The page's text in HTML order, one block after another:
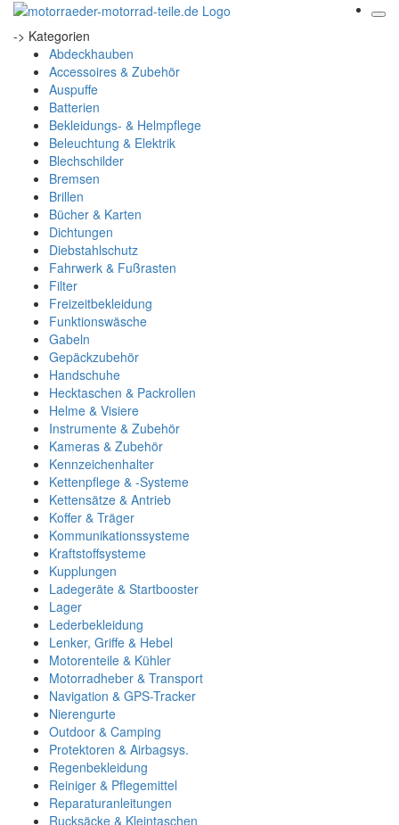
-> Kategorien
Abdeckhauben
Accessoires & Zubehör
Auspuffe
Batterien
Bekleidungs- & Helmpflege
Beleuchtung & Elektrik
Blechschilder
Bremsen
Brillen
Bücher & Karten
Dichtungen
Diebstahlschutz
Fahrwerk & Fußrasten
Filter
Freizeitbekleidung
Funktionswäsche
Gabeln
Gepäckzubehör
Handschuhe
Hecktaschen & Packrollen
Helme & Visiere
Instrumente & Zubehör
Kameras & Zubehör
Kennzeichenhalter
Kettenpflege & -Systeme
Kettensätze & Antrieb
Koffer & Träger
Kommunikationssysteme
Kraftstoffsysteme
Kupplungen
Ladegeräte & Startbooster
Lager
Lederbekleidung
Lenker, Griffe & Hebel
Motorenteile & Kühler
Motorradheber & Transport
Navigation & GPS-Tracker
Nierengurte
Outdoor & Camping
Protektoren & Airbagsys.
Regenbekleidung
Reiniger & Pflegemittel
Reparaturanleitungen
Rucksäcke & Kleintaschen